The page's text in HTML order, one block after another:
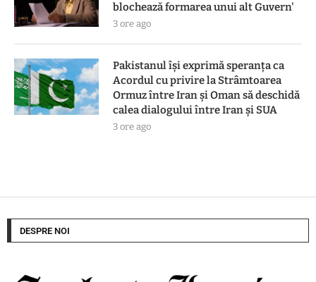
blochează formarea unui alt Guvern'
3 ore ago
Pakistanul îşi exprimă speranţa ca
Acordul cu privire la Strâmtoarea
Ormuz între Iran şi Oman să deschidă
calea dialogului între Iran şi SUA
3 ore ago
DESPRE NOI